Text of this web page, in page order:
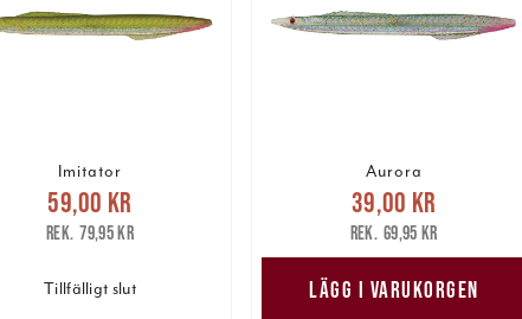
Imitator
Nuvarande pris
59,00 krTidigare pris
79,95 kr
59,00 kr
79,95 kr
Tillfälligt slut
Aurora
Nuvarande pris
39,00 krTidigare pris
69,95 kr
39,00 kr
69,95 kr
LÄGG I VARUKORGEN